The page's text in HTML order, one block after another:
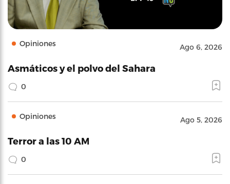
Opiniones Ago 6, 2026
Asmáticos y el polvo del Sahara
0
Opiniones Ago 5, 2026
Terror a las 10 AM
0